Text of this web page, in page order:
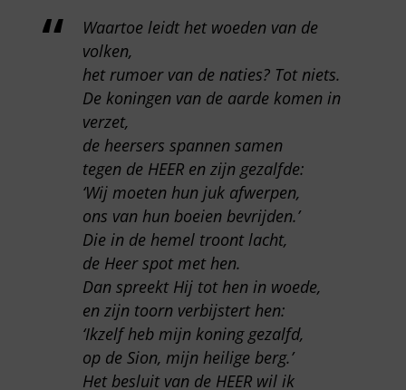
Waartoe leidt het woeden van de
volken,
het rumoer van de naties? Tot niets.
De koningen van de aarde komen in
verzet,
de heersers spannen samen
tegen de HEER en zijn gezalfde:
‘Wij moeten hun juk afwerpen,
ons van hun boeien bevrijden.’
Die in de hemel troont lacht,
de Heer spot met hen.
Dan spreekt Hij tot hen in woede,
en zijn toorn verbijstert hen:
‘Ikzelf heb mijn koning gezalfd,
op de Sion, mijn heilige berg.’
Het besluit van de HEER wil ik